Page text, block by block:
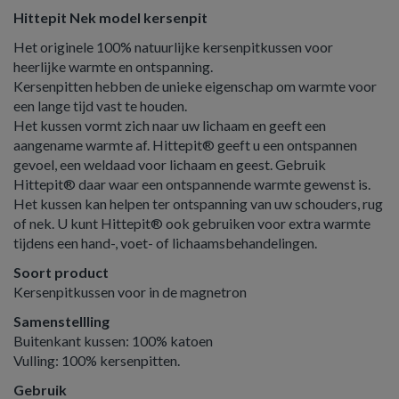
Hittepit Nek model kersenpit
Het originele 100% natuurlijke kersenpitkussen voor
heerlijke warmte en ontspanning.
Kersenpitten hebben de unieke eigenschap om warmte voor
een lange tijd vast te houden.
Het kussen vormt zich naar uw lichaam en geeft een
aangename warmte af. Hittepit® geeft u een ontspannen
gevoel, een weldaad voor lichaam en geest. Gebruik
Hittepit® daar waar een ontspannende warmte gewenst is.
Het kussen kan helpen ter ontspanning van uw schouders, rug
of nek. U kunt Hittepit® ook gebruiken voor extra warmte
tijdens een hand-, voet- of lichaamsbehandelingen.
Soort product
Kersenpitkussen voor in de magnetron
Samenstellling
Buitenkant kussen: 100% katoen
Vulling: 100% kersenpitten.
Gebruik